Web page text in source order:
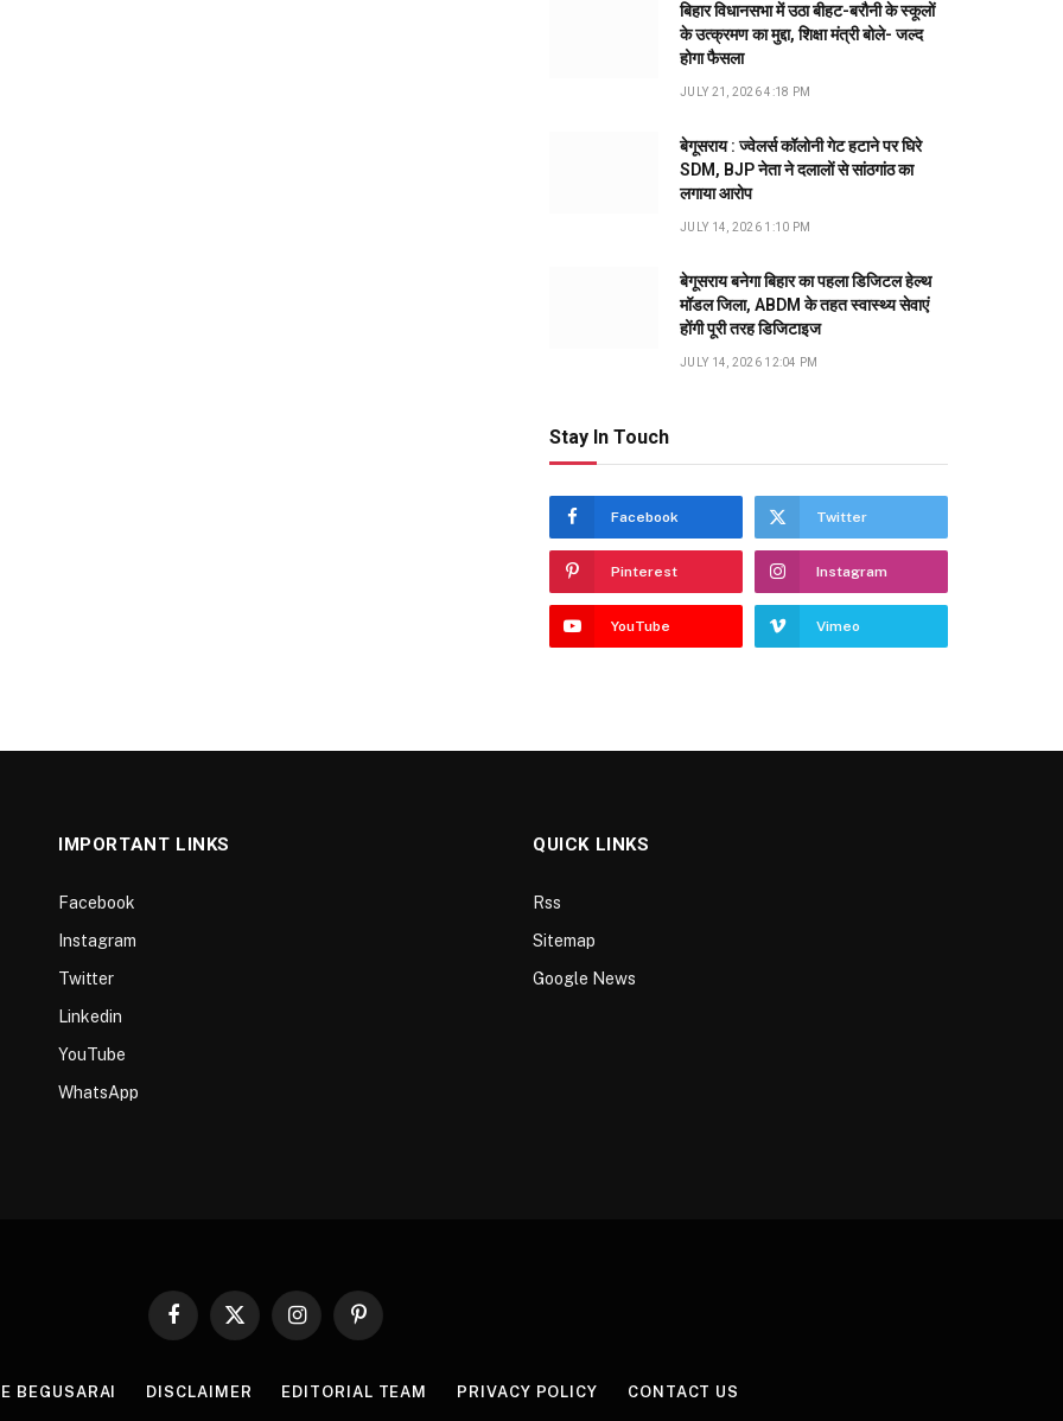
बिहार विधानसभा में उठा बीहट-बरौनी के स्कूलों
के उत्क्रमण का मुद्दा, शिक्षा मंत्री बोले- जल्द
होगा फैसला
JULY 21, 2026 4:18 PM
बेगूसराय : ज्वेलर्स कॉलोनी गेट हटाने पर घिरे
SDM, BJP नेता ने दलालों से सांठगांठ का
लगाया आरोप
JULY 14, 2026 1:10 PM
बेगूसराय बनेगा बिहार का पहला डिजिटल हेल्थ
मॉडल जिला, ABDM के तहत स्वास्थ्य सेवाएं
होंगी पूरी तरह डिजिटाइज
JULY 14, 2026 12:04 PM
Stay In Touch
Facebook Twitter
Pinterest Instagram
YouTube Vimeo
IMPORTANT LINKS
Facebook
Instagram
Twitter
Linkedin
YouTube
WhatsApp
QUICK LINKS
Rss
Sitemap
Google News
Facebook
X
InstagramPinterest
BEGUSARAI DISCLAIMER EDITORIAL TEAM PRIVACY POLICY CONTACT US